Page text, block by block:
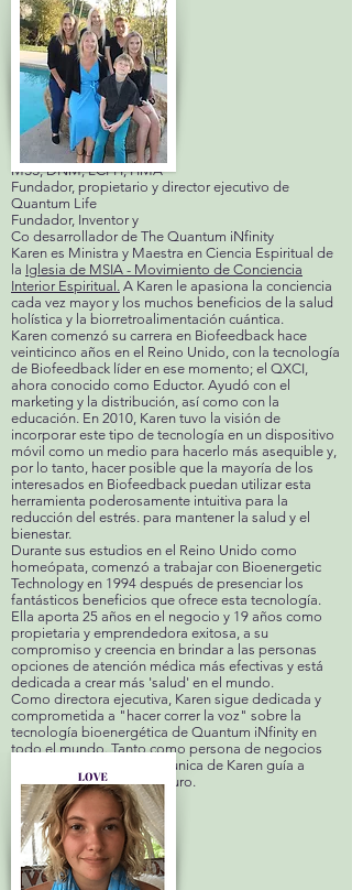
Karen Avalon
MSS, DNM, LCPH, HMA
Fundador, propietario y director ejecutivo de
Quantum Life
Fundador, Inventor y
Co desarrollador de The Quantum iNfinity
Karen es Ministra y Maestra en Ciencia Espiritual de
la Iglesia de MSIA - Movimiento de Conciencia
Interior Espiritual. A Karen le apasiona la conciencia
cada vez mayor y los muchos beneficios de la salud
holística y la biorretroalimentación cuántica.
Karen comenzó su carrera en Biofeedback hace
veinticinco años en el Reino Unido, con la tecnología
de Biofeedback líder en ese momento; el QXCI,
ahora conocido como Eductor. Ayudó con el
marketing y la distribución, así como con la
educación. En 2010, Karen tuvo la visión de
incorporar este tipo de tecnología en un dispositivo
móvil como un medio para hacerlo más asequible y,
por lo tanto, hacer posible que la mayoría de los
interesados ​​en Biofeedback puedan utilizar esta
herramienta poderosamente intuitiva para la
reducción del estrés. para mantener la salud y el
bienestar.
Durante sus estudios en el Reino Unido como
homeópata, comenzó a trabajar con Bioenergetic
Technology en 1994 después de presenciar los
fantásticos beneficios que ofrece esta tecnología.
Ella aporta 25 años en el negocio y 19 años como
propietaria y emprendedora exitosa, a su
compromiso y creencia en brindar a las personas
opciones de atención médica más efectivas y está
dedicada a crear más 'salud' en el mundo.
Como directora ejecutiva, Karen sigue dedicada y
comprometida a "hacer correr la voz" sobre la
tecnología bioenergética de Quantum iNfinity en
todo el mundo. Tanto como persona de negocios
como visionaria, la visión única de Karen guía a
Quantum LIFE hacia el futuro.